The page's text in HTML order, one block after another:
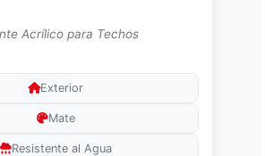
Acrílico para Techos
Exterior
Mate
Resistente al Agua